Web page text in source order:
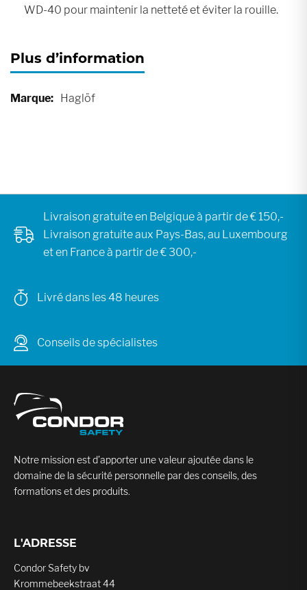
WD-40 pour maintenir la netteté et éviter la rouille.
Plus d’information
Plus
Haglöf
Livraison gratuite en Belgique à partir de € 150,-
Livraison gratuite aux Pays-Bas, au Luxembourg
et en France à partir de € 300,-
Livré dans les 48 heures
Conseils de spécialistes
Notre mission est d’apporter une valeur ajoutée dans le
domaine de la sécurité personnelle par des conseils, des
formations et des produits.
L'ADRESSE
Condor Safety bv
Krommebeekstraat 44